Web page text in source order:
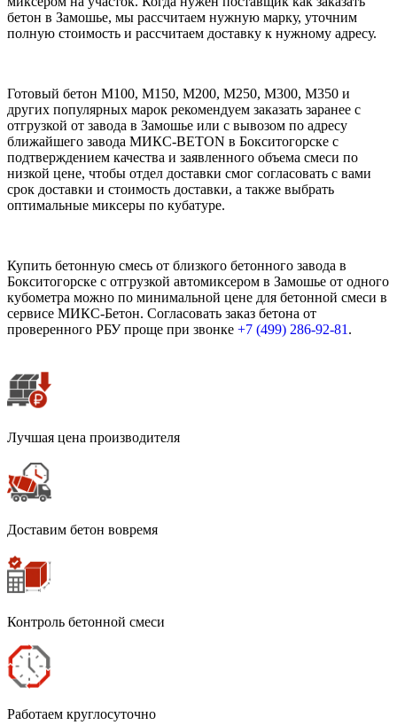
бетон в Замошье, мы рассчитаем нужную марку, уточним
полную стоимость и рассчитаем доставку к нужному адресу.
Готовый бетон М100, М150, М200, М250, М300, М350 и
других популярных марок рекомендуем заказать заранее с
отгрузкой от завода в Замошье или с вывозом по адресу
ближайшего завода МИКС-BETON в Бокситогорске с
подтверждением качества и заявленного объема смеси по
низкой цене, чтобы отдел доставки смог согласовать с вами
срок доставки и стоимость доставки, а также выбрать
оптимальные миксеры по кубатуре.
Купить бетонную смесь от близкого бетонного завода в
Бокситогорске с отгрузкой автомиксером в Замошье от одного
кубометра можно по минимальной цене для бетонной смеси в
сервисе МИКС-Бетон. Согласовать заказ бетона от
проверенного РБУ проще при звонке +7 (499) 286-92-81 .
Лучшая цена производителя
Доставим бетон вовремя
Контроль бетонной смеси
Работаем круглосуточно